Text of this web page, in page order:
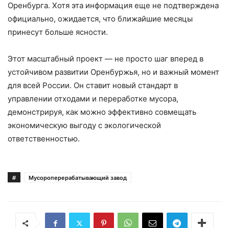
Оренбурга. Хотя эта информация еще не подтверждена
официально, ожидается, что ближайшие месяцы
принесут больше ясности.
Этот масштабный проект — не просто шаг вперед в
устойчивом развитии Оренбуржья, но и важный момент
для всей России. Он ставит новый стандарт в
управлении отходами и переработке мусора,
демонстрируя, как можно эффективно совмещать
экономическую выгоду с экологической
ответственностью.
# Мусороперерабатывающий завод